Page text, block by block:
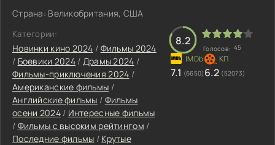
Страна: Великобритания, США
Категории:
Новинки кино 2024 / Фильмы 2024
/ Боевики 2024/ Драмы 2024 /
Фильмы-приключения 2024 /
Американские фильмы /
Английские фильмы / Фильмы
осени 2024/ Интересные фильмы
/ Фильмы с высоким рейтингом /
Последние фильмы / Крутые
8.2
Голосов: 45
7.1 (6650) 6.2 (52073)